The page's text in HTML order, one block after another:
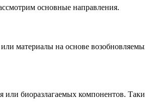
основные направления.
материалы на основе
или биоразлагаемых компонентов.